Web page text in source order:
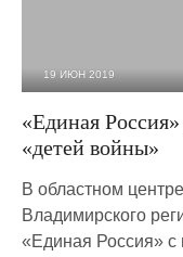
19 ИЮН 2019
«Единая
«детей войны»
В областном
Владимирского
«Единая Россия» с